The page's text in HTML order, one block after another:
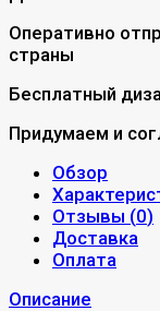
Оперативно
страны
Бесплатный
Придумаем и
Обзор
Отзывы (0)
Доставка
Оплата
Описание